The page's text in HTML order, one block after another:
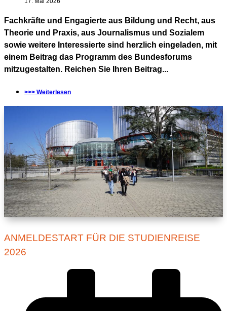
Fachkräfte und Engagierte aus Bildung und Recht, aus
Theorie und Praxis, aus Journalismus und Sozialem
sowie weitere Interessierte sind herzlich eingeladen, mit
einem Beitrag das Programm des Bundesforums
mitzugestalten. Reichen Sie Ihren Beitrag...
>>> Weiterlesen
ANMELDESTART FÜR DIE STUDIENREISE
2026